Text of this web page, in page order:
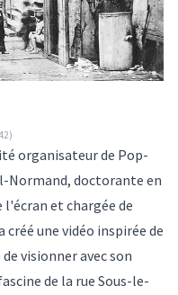
organisateur de Pop-
Normand, doctorante en
et chargée de
une vidéo inspirée de
visionner avec son
de la rue Sous-le-